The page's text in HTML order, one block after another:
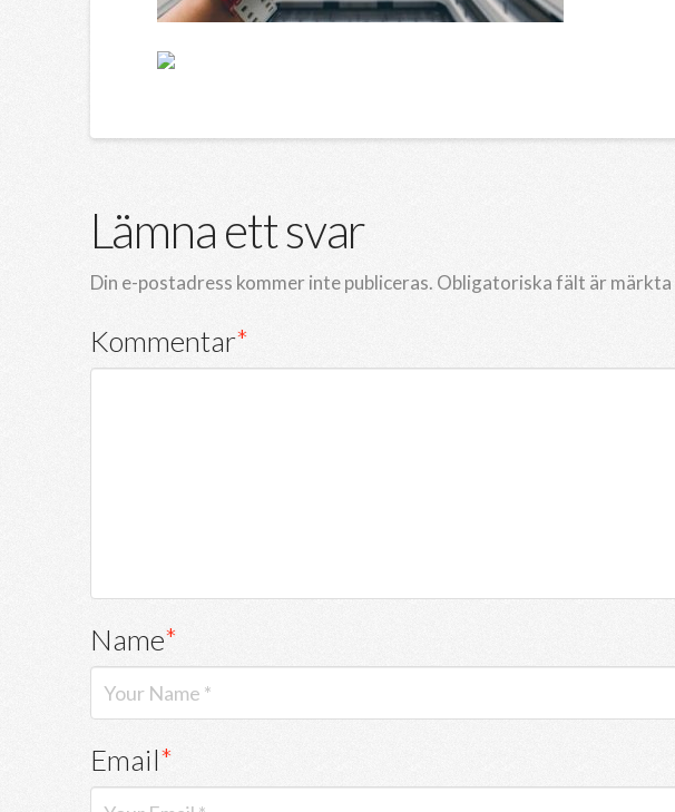
Lämna ett svar
Din e-postadress kommer inte publiceras. Obligatoriska fält är märkta
Kommentar*
Name*
Email*